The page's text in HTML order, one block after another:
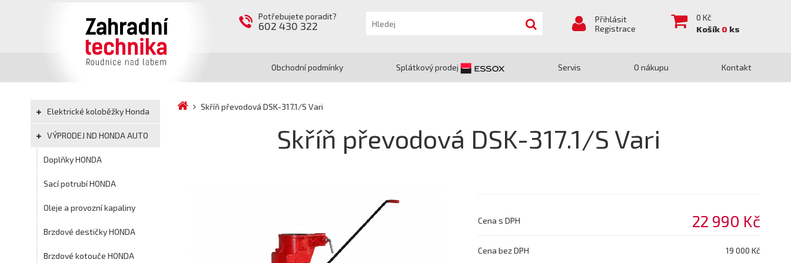
Potřebujete poradit?
602 430 322
Přihlásit
Registrace
0 Kč
Košík 0 ks
Obchodní podmínky Splátkový prodej Servis O nákupu Kontakt
Elektrické koloběžky Honda
VÝPRODEJ ND HONDA AUTO
Doplňky HONDA
Sací potrubí HONDA
Oleje a provozní kapaliny
Brzdové destičky HONDA
Brzdové kotouče HONDA
Skříň převodová DSK-317.1/S Vari
Skříň převodová DSK-317.1/S Vari
Cena s DPH 22 990 Kč
Cena bez DPH 19 000 Kč